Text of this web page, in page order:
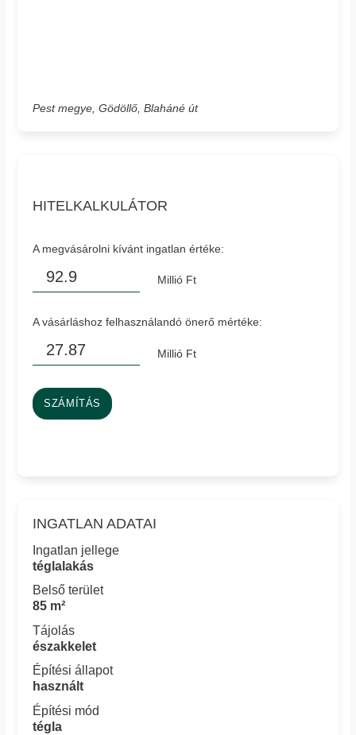
Pest megye, Gödöllő, Blaháné út
HITELKALKULÁTOR
A megvásárolni kívánt ingatlan értéke:
Millió Ft
A vásárláshoz felhasználandó önerő mértéke:
Millió Ft
SZÁMÍTÁS
INGATLAN ADATAI
Ingatlan jellege
téglalakás
Belső terület
85 m²
Tájolás
északkelet
Építési állapot
használt
Építési mód
tégla